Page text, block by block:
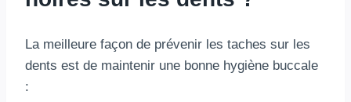
La meilleure façon de prévenir les taches sur les
dents est de maintenir une bonne hygiène buccale
: